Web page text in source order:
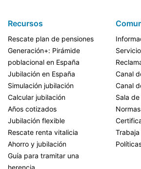
Recursos
Rescate plan de pensiones
Generación+: Pirámide
poblacional en España
Jubilación en España
Simulación jubilación
Calcular jubilación
Años cotizados
Jubilación flexible
Rescate renta vitalicia
Ahorro y jubilación
Guía para tramitar una
herencia
Canal
Canal
Sala